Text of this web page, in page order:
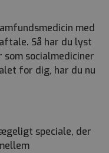
med
Så har du lyst
socialmediciner
for dig, har du nu
speciale, der